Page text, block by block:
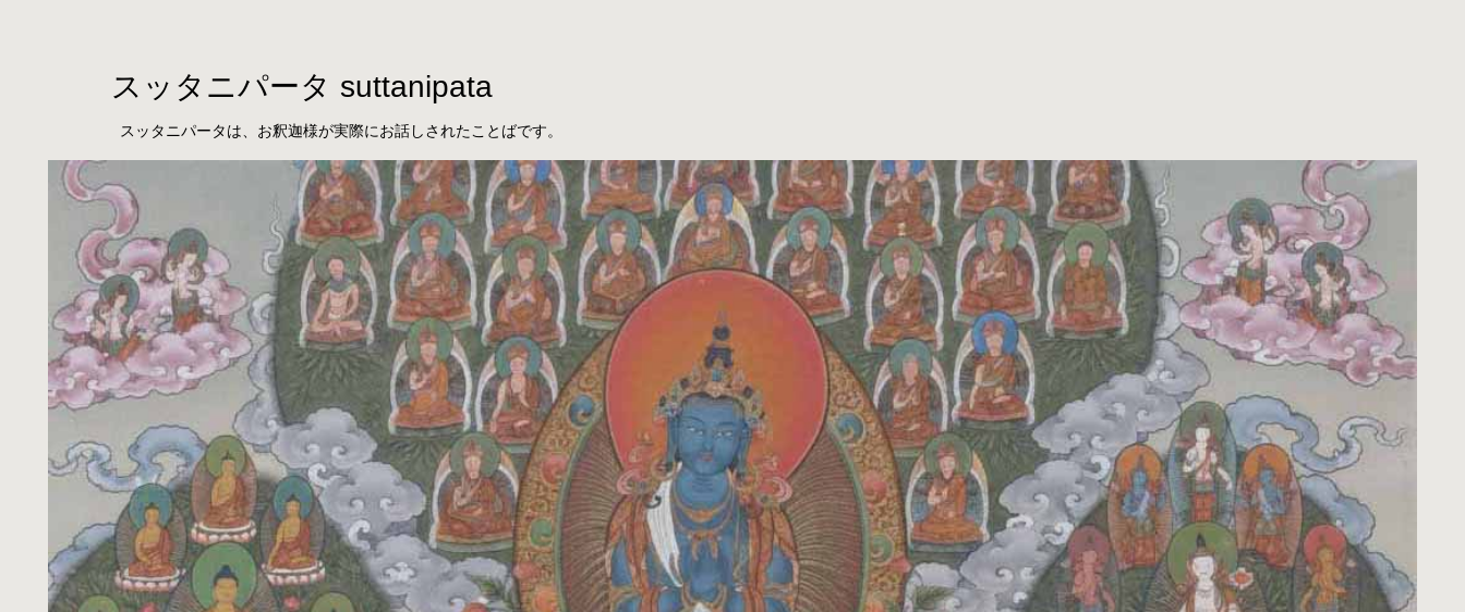
スッタニパータは、お釈迦様が実際にお話しされたことばです。
スッタニパータ suttanipata